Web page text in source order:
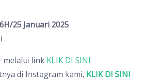
25 Januari 2025
melalui linkKLIK DI SINI
di Instagram kami, KLIK DI SINI